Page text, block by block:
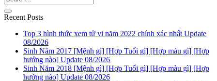
Recent Posts
Top 3 hình thức xem tử vi năm 2022 chính xác nhất Update
08/2026
Sinh Năm 2017 [Mệnh gì] [Hợp Tuổi gì] [Hợp màu gì] [Hợp
hướng nào] Update 08/2026
Sinh Năm 2018 [Mệnh gì] [Hợp Tuổi gì] [Hợp màu gì] [Hợp
hướng nào] Update 08/2026